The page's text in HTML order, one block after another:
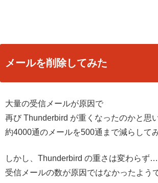
メールを削除してみた
大量の受信メールが原因で
再び Thunderbird が重くなったのかと思
約4000通のメールを500通まで減らして
しかし、Thunderbird の重さは変わらず…
受信メールの数が原因ではなかったよう